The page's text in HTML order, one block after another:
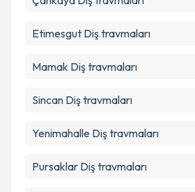
Etimesgut Diş travmaları
Mamak Diş travmaları
Sincan Diş travmaları
Yenimahalle Diş travmaları
Pursaklar Diş travmaları